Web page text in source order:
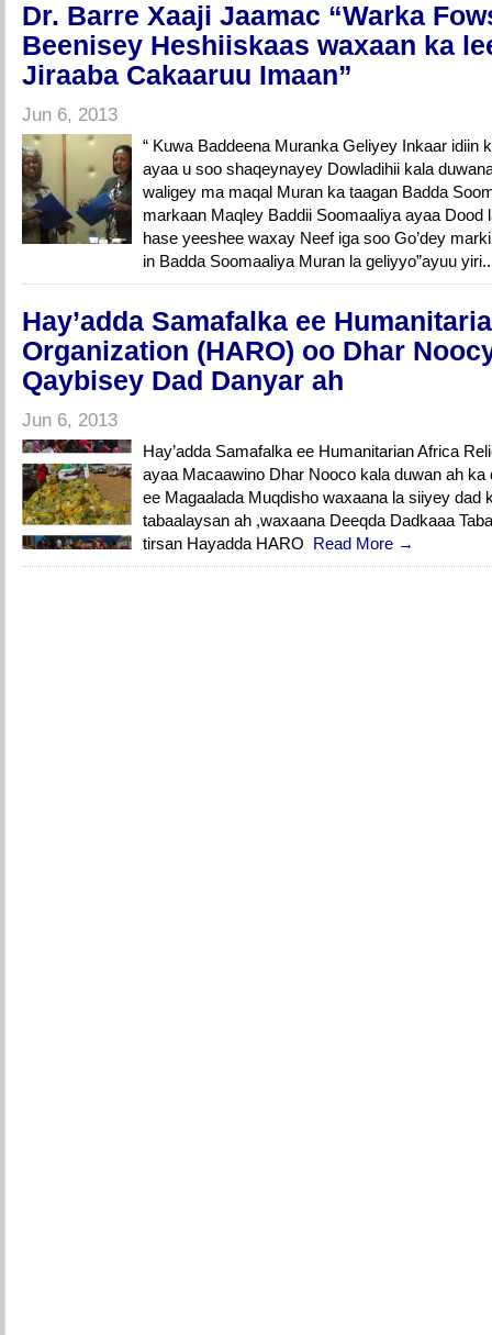
Dr. Barre Xaaji Jaamac “Warka
Beenisey Heshiiskaas waxaan ka
Jiraaba Cakaaruu Imaan”
Jun 6, 2013
“ Kuwa Baddeena Muranka Geliyey Inkaar idiin
ayaa u soo shaqeynayey Dowladihii kala
waligey ma maqal Muran ka taagan Badda
markaan Maqley Baddii Soomaaliya ayaa Dood
hase yeeshee waxay Neef iga soo Go’dey
in Badda Soomaaliya Muran la geliyyo”ayuu
Hay’adda Samafalka ee
Organization (HARO) oo Dhar
Qaybisey Dad Danyar ah
Jun 6, 2013
Hay’adda Samafalka ee Humanitarian Africa
ayaa Macaawino Dhar Nooco kala duwan ah
ee Magaalada Muqdisho waxaana la siiyey dad
tabaalaysan ah ,waxaana Deeqda Dadkaaa
tirsan Hayadda HARO Read More →